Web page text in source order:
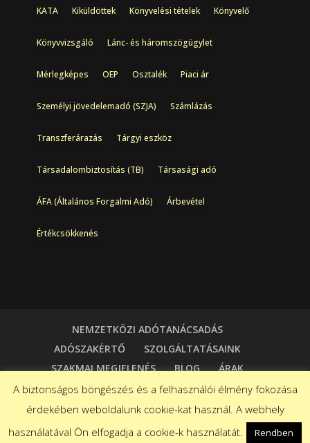
KATA Kiküldöttek Könyvelési tételek Könyvelő
Könyvvizsgáló Lánc- és háromszögügylet
Mérlegképes OEP Osztalék Piaci ár
Személyi jövedelemadó (SZJA) Számlázás
Transzferárazás Tárgyi eszköz
Társadalombiztosítás (TB) Társasági adó
ÁFA (Általános Forgalmi Adó) Árbevétel
Értékcsökkenés
NEMZETKÖZI ADÓTANÁCSADÁS
ADÓSZAKÉRTŐ
SZOLGÁLTATÁSAINK
SZAKMAI MEGJELENÉS
BLOG
ÁRAK
KAPCSOLAT
A biztonságos böngészés és a felhasználói élmény fokozása
érdekében weboldalunk cookie-kat használ. A webhely
használatával Ön elfogadja a cookie-k használatát.
Rendben